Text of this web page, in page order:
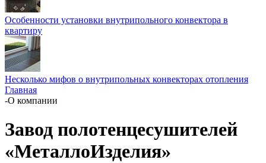
Особенности установки внутрипольного конвектора в
квартиру
Несколько мифов о внутрипольных конвекторах отопления
Главная
-О компании
Завод полотенцесушителей
«МеталлоИзделия»